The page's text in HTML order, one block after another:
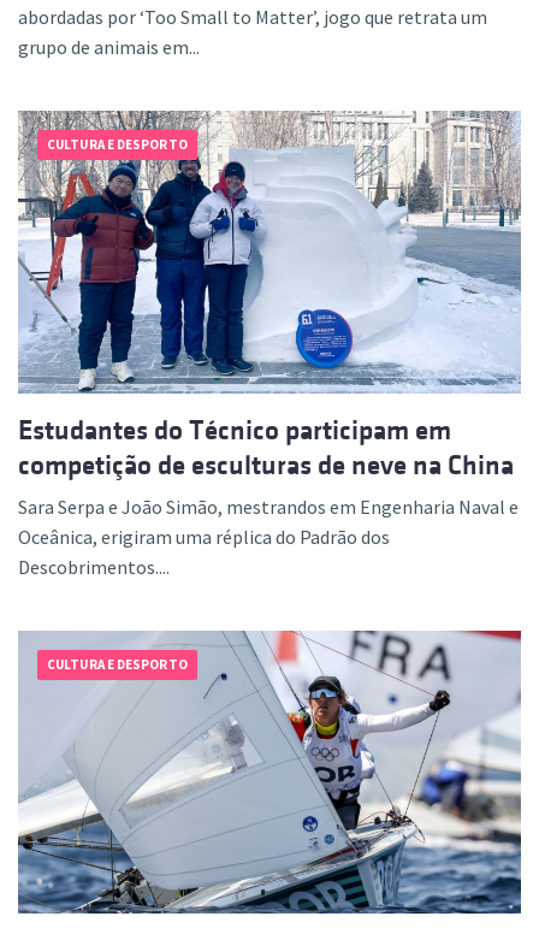
abordadas por ‘Too Small to Matter’, jogo que retrata um
grupo de animais em...
CULTURA E DESPORTO
Estudantes do Técnico participam em
competição de esculturas de neve na China
Sara Serpa e João Simão, mestrandos em Engenharia Naval e
Oceânica, erigiram uma réplica do Padrão dos
Descobrimentos....
CULTURA E DESPORTO